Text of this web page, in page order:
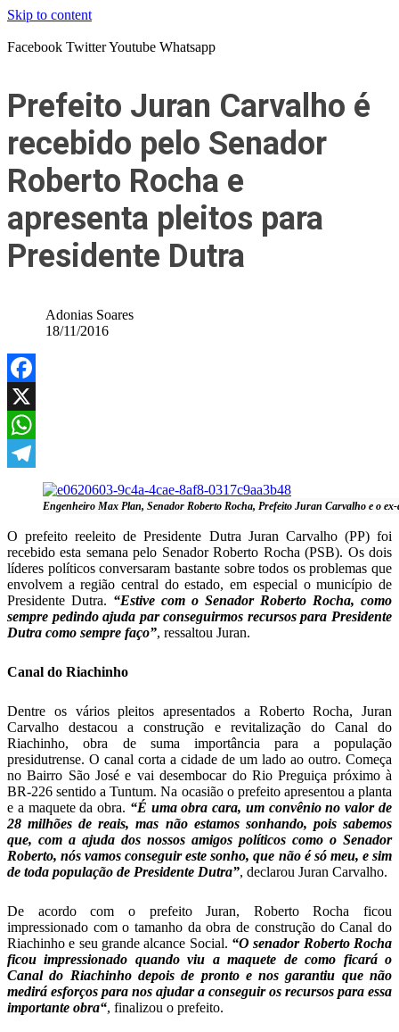
Skip to content
Facebook TwitterYoutube Whatsapp
Prefeito Juran Carvalho é
recebido pelo Senador
Roberto Rocha e
apresenta pleitos para
Presidente Dutra
Adonias Soares
18/11/2016
Facebook
X
WhatsApp
Telegram
Engenheiro Max Plan, Senador Roberto Rocha, Prefeito Juran Carvalho e o
O prefeito reeleito de Presidente Dutra Juran Carvalho (PP) foi
recebido esta semana pelo Senador Roberto Rocha (PSB). Os dois
líderes políticos conversaram bastante sobre todos os problemas que
envolvem a região central do estado, em especial o município de
Presidente Dutra. “Estive com o Senador Roberto Rocha, como
sempre pedindo ajuda par conseguirmos recursos para Presidente
Dutra como sempre faço”, ressaltou Juran.
Canal do Riachinho
Dentre os vários pleitos apresentados a Roberto Rocha, Juran
Carvalho destacou a construção e revitalização do Canal do
Riachinho, obra de suma importância para a população
presidutrense. O canal corta a cidade de um lado ao outro. Começa
no Bairro São José e vai desembocar do Rio Preguiça próximo à
BR-226 sentido a Tuntum. Na ocasião o prefeito apresentou a planta
e a maquete da obra. “É uma obra cara, um convênio no valor de
28 milhões de reais, mas não estamos sonhando, pois sabemos
que, com a ajuda dos nossos amigos políticos como o Senador
Roberto, nós vamos conseguir este sonho, que não é só meu, e sim
de toda população de Presidente Dutra”, declarou Juran Carvalho.
De acordo com o prefeito Juran, Roberto Rocha ficou
impressionado com o tamanho da obra de construção do Canal do
Riachinho e seu grande alcance Social. “O senador Roberto Rocha
ficou impressionado quando viu a maquete de como ficará o
Canal do Riachinho depois de pronto e nos garantiu que não
medirá esforços para nos ajudar a conseguir os recursos para essa
importante obra“, finalizou o prefeito.